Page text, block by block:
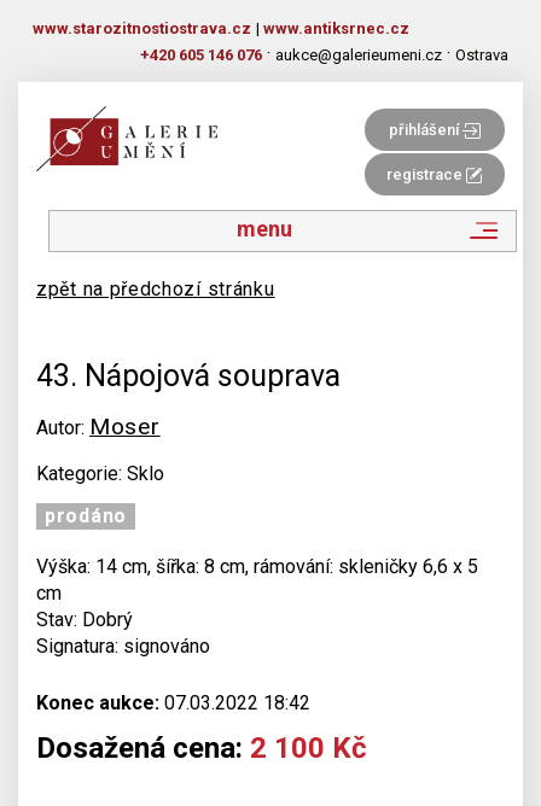
www.starozitnostiostrava.cz | www.antiksrnec.cz
+420 605 146 076 · aukce@galerieumeni.cz · Ostrava
přihlášení
registrace
menu
zpět na předchozí stránku
43. Nápojová souprava
Autor: Moser
Kategorie: Sklo
prodáno
Výška: 14 cm, šířka: 8 cm, rámování: skleničky 6,6 x 5
cm
Stav: Dobrý
Signatura: signováno
Konec aukce: 07.03.2022 18:42
Dosažená cena: 2 100 Kč